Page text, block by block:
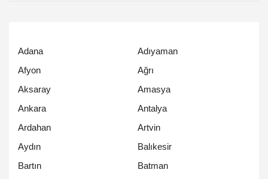
Adana
Adıyaman
Afyon
Ağrı
Aksaray
Amasya
Ankara
Antalya
Ardahan
Artvin
Aydın
Balıkesir
Bartın
Batman